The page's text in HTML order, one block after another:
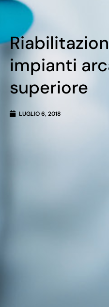
impianti
superiore
LUGLIO 6, 2018